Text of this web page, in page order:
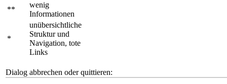
**
wenig
Informationen
*
unübersichtliche
Struktur und
Navigation, tote
Links
Dialog abbrechen oder quittieren: